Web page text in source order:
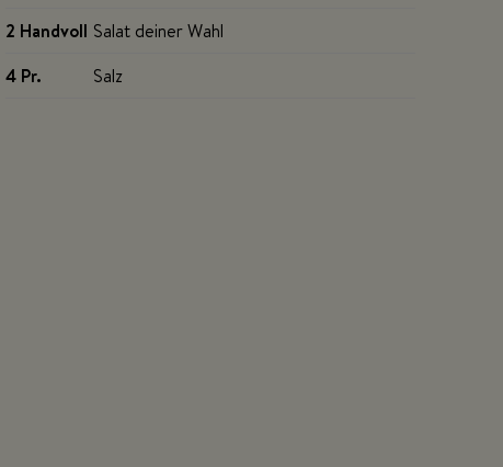
2 Handvoll Salat deiner Wahl
4 Pr. Salz